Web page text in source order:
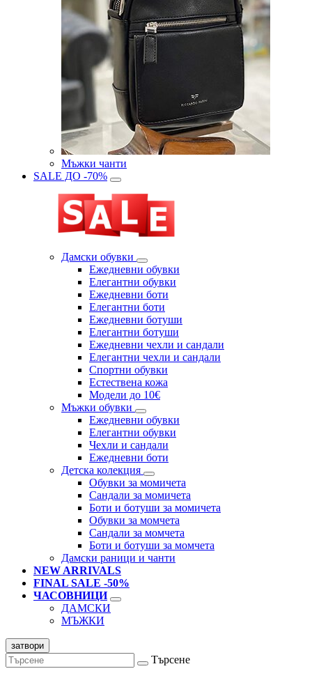
Мъжки чанти
SALE ДО -70%
Дамски обувки
Eжедневни обувки
Eлегантни обувки
Eжедневни боти
Eлегантни боти
Eжедневни ботуши
Eлегантни ботуши
Ежедневни чехли и сандали
Елегантни чехли и сандали
Спортни обувки
Естествена кожа
Модели до 10€
Мъжки обувки
Ежедневни обувки
Елегантни обувки
Чехли и сандали
Ежедневни боти
Детска колекция
Обувки за момичета
Сандали за момичета
Боти и ботуши за момичета
Обувки за момчета
Сандали за момчета
Боти и ботуши за момчета
Дамски раници и чанти
NEW ARRIVALS
FINAL SALE -50%
ЧАСОВНИЦИ
ДАМСКИ
МЪЖКИ
затвори
Търсене